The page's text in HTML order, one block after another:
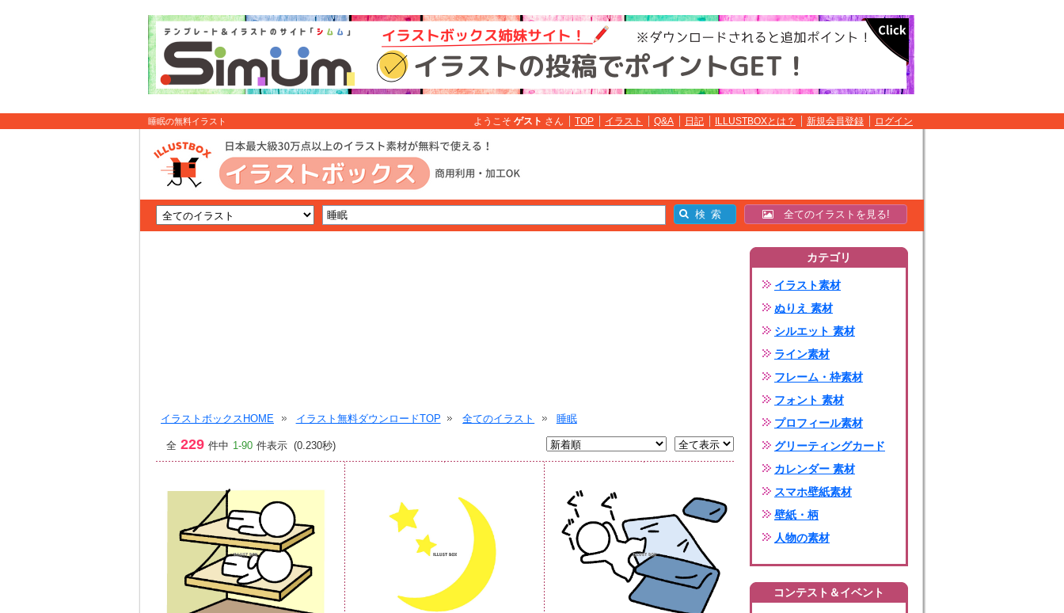
睡眠の無料イラスト ようこそ ゲスト さん TOP イラスト Q&A 日記 ILLUSTBOXとは？ 新規会員登録 ログイン
全てのイラストを見る!
イラストボックスHOME イラスト無料ダウンロードTOP 全てのイラスト 睡眠
全 229 件中 1-90 件表示 (0.230秒)
カテゴリ
イラスト素材
ぬりえ 素材
シルエット 素材
ライン素材
フレーム・枠素材
フォント 素材
プロフィール素材
グリーティングカード
カレンダー 素材
スマホ壁紙素材
壁紙・柄
人物の素材
コンテスト＆イベント